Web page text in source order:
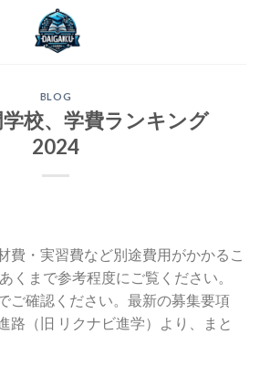
BLOG
校、学費ランキング
2024
費・実習費など別途費用がかかるこ
くまで参考程度にご覧ください。
ご確認ください。最新の募集要項
路（旧 リクナビ進学）より、まと